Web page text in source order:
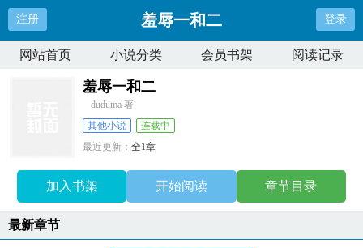
注册 羞辱一和二 登录
网站首页 小说分类 会员书架 阅读记录
羞辱一和二
duduma 著
其他小说
连载中
最近更新：全1章
加入书架 开始阅读 章节目录
最新章节